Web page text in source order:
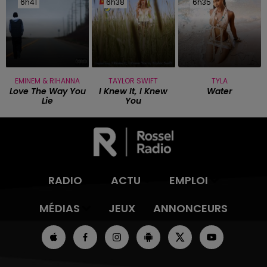
EMINEM & RIHANNA
Love The Way You
Lie
TAYLOR SWIFT
I Knew It, I Knew
You
TYLA
Water
RADIO ACTU
EMPLOI
MÉDIAS
JEUX ANNONCEURS